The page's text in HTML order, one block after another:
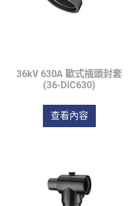
36kV 630A 歐式插頭封套
(36-DIC630)
查看內容